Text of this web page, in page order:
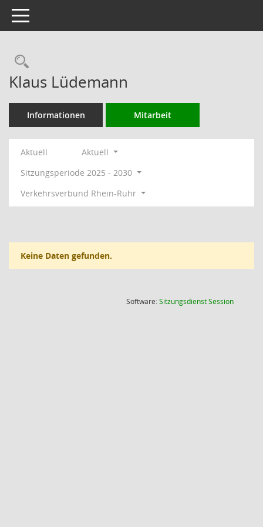
Toggle navigation
Rechercheauswahl
Klaus Lüdemann
Informationen Mitarbeit
Aktuell
Aktuell
Sitzungsperiode 2025 - 2030
Verkehrsverbund Rhein-Ruhr
Keine Daten gefunden.
Software:SitzungsdienstSession(Wird in